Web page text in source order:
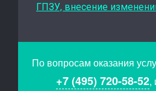
ГПЗУ, внесение
По вопросам оказания
+7 (495) 720-58-52,